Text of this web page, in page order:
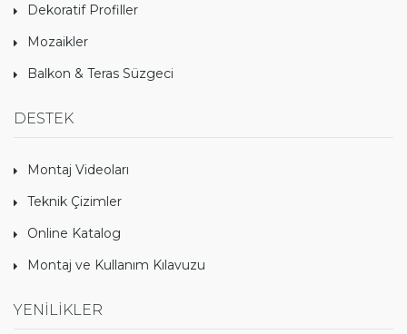
Dekoratif Profiller
Mozaikler
Balkon & Teras Süzgeci
DESTEK
Montaj Videoları
Teknik Çizimler
Online Katalog
Montaj ve Kullanım Kılavuzu
YENİLİKLER